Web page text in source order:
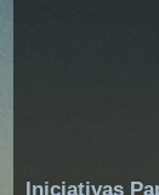
Iniciativas